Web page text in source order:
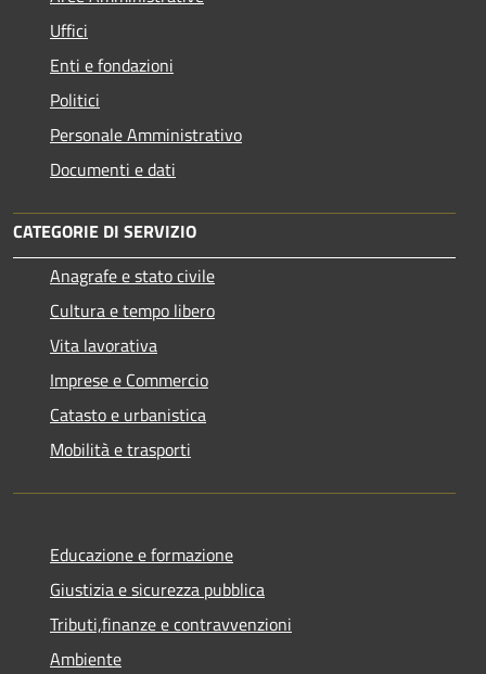
Uffici
Enti e fondazioni
Politici
Personale Amministrativo
Documenti e dati
CATEGORIE DI SERVIZIO
Anagrafe e stato civile
Cultura e tempo libero
Vita lavorativa
Imprese e Commercio
Catasto e urbanistica
Mobilità e trasporti
Educazione e formazione
Giustizia e sicurezza pubblica
Tributi,finanze e contravvenzioni
Ambiente